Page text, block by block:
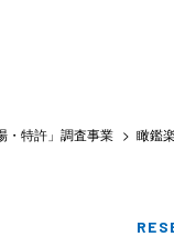
・特許」調査事業 瞰鑑